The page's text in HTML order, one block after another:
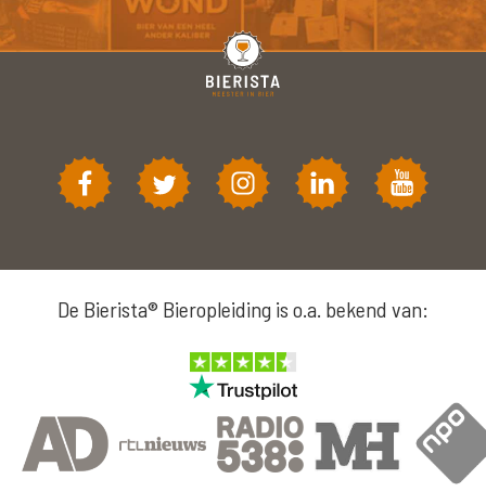
De Bierista® Bieropleiding is o.a. bekend van: